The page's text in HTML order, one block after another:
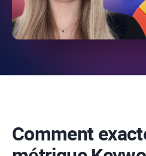
Comment